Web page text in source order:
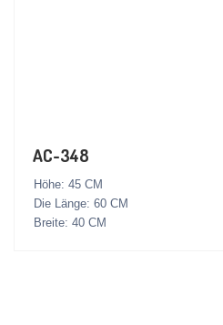
AC-348
Höhe: 45 CM
Die Länge: 60 CM
Breite: 40 CM